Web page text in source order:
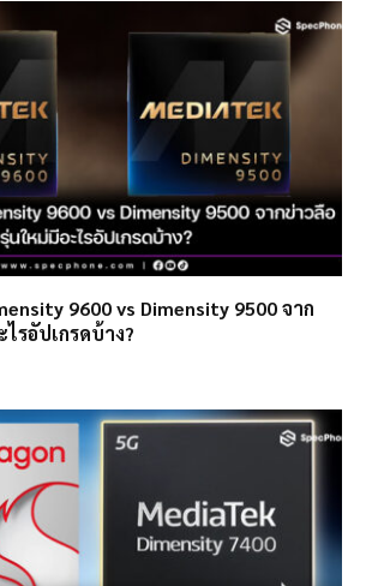
9600 vs Dimensity 9500 จาก
รอัปเกรดบ้าง?